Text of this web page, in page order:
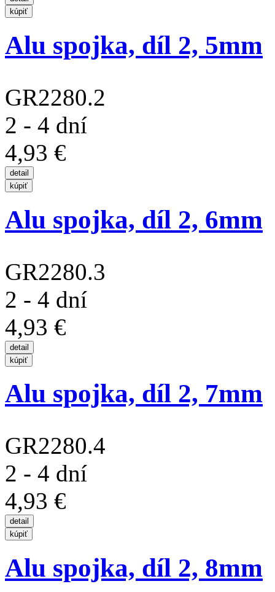
Alu spojka, díl 2, 5mm
GR2280.2
2 - 4 dní
4,93 €
Alu spojka, díl 2, 6mm
GR2280.3
2 - 4 dní
4,93 €
Alu spojka, díl 2, 7mm
GR2280.4
2 - 4 dní
4,93 €
Alu spojka, díl 2, 8mm